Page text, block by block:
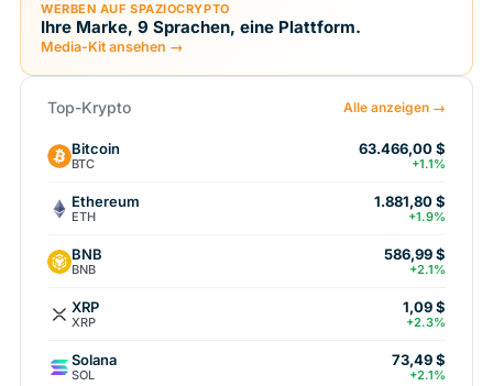
WERBEN AUF SPAZIOCRYPTO
Ihre Marke, 9 Sprachen, eine Plattform.
Media-Kit ansehen →
Top-Krypto Alle anzeigen →
Bitcoin
BTC
63.466,00 $
+1.1%
Ethereum
ETH
1.881,80 $
+1.9%
BNB
BNB
586,99 $
+2.1%
XRP
XRP
1,09 $
+2.3%
Solana
SOL
73,49 $
+2.1%